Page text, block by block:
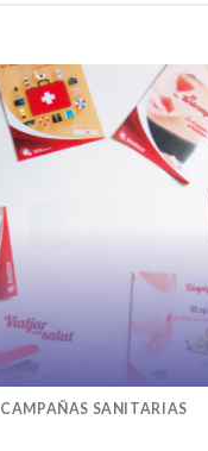
CAMPAÑAS SANITARIAS